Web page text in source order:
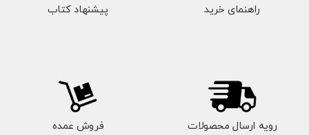
راهنمای خرید پیشنهاد کتاب
رویه ارسال محصولات فروش عمده